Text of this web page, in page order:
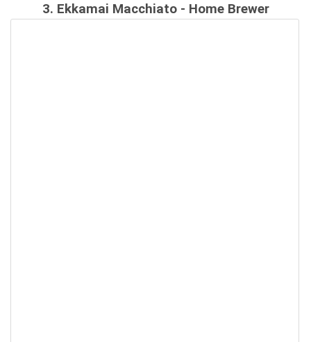
3. Ekkamai Macchiato - Home Brewer